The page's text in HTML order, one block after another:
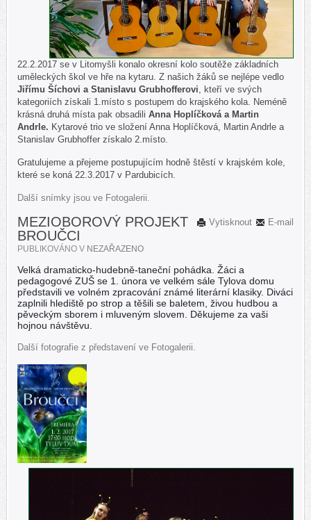
22.2.2017 se v Litomyšli konalo okresní kolo soutěže základních
uměleckých škol ve hře na kytaru. Z našich žáků se nejlépe vedlo
Jiřímu Šíchovi a Stanislavu Grubhofferovi, kteří ve svých
kategoriích získali 1.místo s postupem do krajského kola. Neméně
krásná druhá místa pak obsadili Anna Hoplíčková a Martin
Andrle. Kytarové trio ve složení Anna Hoplíčková, Martin Andrle a
Stanislav Grubhoffer získalo 2.místo.
Gratulujeme a přejeme postupujícím hodně štěstí v krajském kole,
které se koná 22.3.2017 v Pardubicích.
Další snímky jsou ve Fotogalerii.
E-mail
Vytisknout
MEZIOBOROVÝ PROJEKT
BROUČCI
PUBLIKOVÁNO V NEZAŘAZENO
Velká dramaticko-hudebně-taneční pohádka. Žáci a
pedagogové ZUŠ se 1. února ve velkém sále Tylova domu
představili ve volném zpracování známé literární klasiky. Diváci
zaplnili hlediště po strop a těšili se baletem, živou hudbou a
pěveckým sborem i mluveným slovem. Děkujeme za vaši
hojnou návštěvu.
Další fotografie z představení ve Fotogalerii.